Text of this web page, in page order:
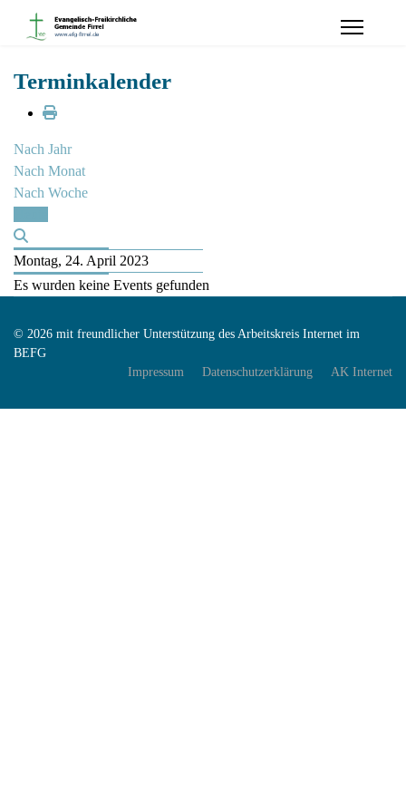
Terminkalender
Nach Jahr
Nach Monat
Nach Woche
Montag, 24. April 2023
Es wurden keine Events gefunden
© 2026 mit freundlicher Unterstützung des Arbeitskreis Internet im
BEFG
Impressum
Datenschutzerklärung AK Internet